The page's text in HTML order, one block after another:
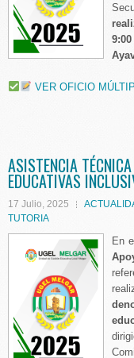
VER OFICIO
ASISTENCIA
EDUCATIVAS
17 Julio, 2025
TUTORIA
En